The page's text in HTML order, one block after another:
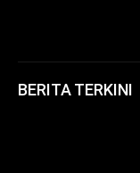
BERITA TERKINI